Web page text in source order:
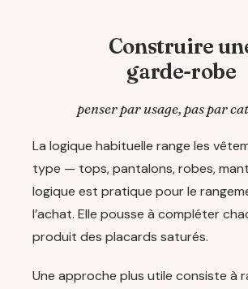
Construire
garde-robe
penser par usage, pas par
La logique habituelle range les
type — tops, pantalons, robes,
logique est pratique pour le
l’achat. Elle pousse à compléter
produit des placards saturés.
Une approche plus utile consiste à